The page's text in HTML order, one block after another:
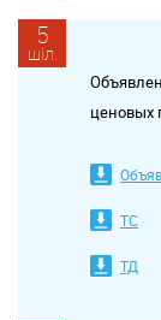
5
шіл.
ценовых
ТС
ТД